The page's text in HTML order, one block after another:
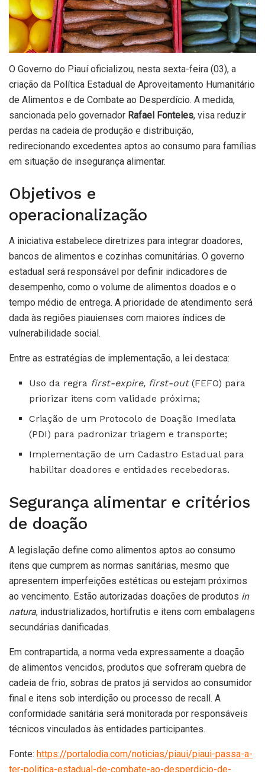
O Governo do Piauí oficializou, nesta sexta-feira (03), a
criação da Política Estadual de Aproveitamento Humanitário
de Alimentos e de Combate ao Desperdício. A medida,
sancionada pelo governador Rafael Fonteles, visa reduzir
perdas na cadeia de produção e distribuição,
redirecionando excedentes aptos ao consumo para famílias
em situação de insegurança alimentar.
Objetivos e
operacionalização
A iniciativa estabelece diretrizes para integrar doadores,
bancos de alimentos e cozinhas comunitárias. O governo
estadual será responsável por definir indicadores de
desempenho, como o volume de alimentos doados e o
tempo médio de entrega. A prioridade de atendimento será
dada às regiões piauienses com maiores índices de
vulnerabilidade social.
Entre as estratégias de implementação, a lei destaca:
Uso da regra first-expire, first-out(FEFO) para
priorizar itens com validade próxima;
Criação de um Protocolo de Doação Imediata
(PDI) para padronizar triagem e transporte;
Implementação de um Cadastro Estadual para
habilitar doadores e entidades recebedoras.
Segurança alimentar e critérios
de doação
A legislação define como alimentos aptos ao consumo
itens que cumprem as normas sanitárias, mesmo que
apresentem imperfeições estéticas ou estejam próximos
ao vencimento. Estão autorizadas doações de produtos in
natura, industrializados, hortifrutis e itens com embalagens
secundárias danificadas.
Em contrapartida, a norma veda expressamente a doação
de alimentos vencidos, produtos que sofreram quebra de
cadeia de frio, sobras de pratos já servidos ao consumidor
final e itens sob interdição ou processo de recall. A
conformidade sanitária será monitorada por responsáveis
técnicos vinculados às entidades participantes.
Fonte: https://portalodia.com/noticias/piaui/piaui-passa-a-
ter-politica-estadual-de-combate-ao-desperdicio-de-